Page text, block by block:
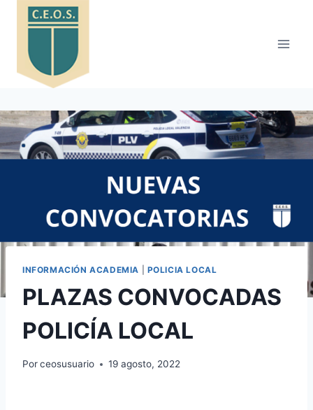
Saltar
INFORMACIÓN ACADEMIA POLICIA LOCAL
PLAZAS CONVOCADAS
POLICÍA LOCAL
Porceosusuario 19 agosto, 2022